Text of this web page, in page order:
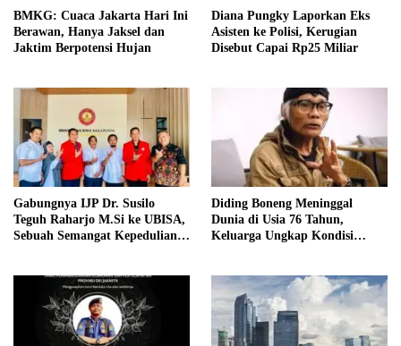
BMKG: Cuaca Jakarta Hari Ini
Berawan, Hanya Jaksel dan
Jaktim Berpotensi Hujan
Diana Pungky Laporkan Eks
Asisten ke Polisi, Kerugian
Disebut Capai Rp25 Miliar
Gabungnya IJP Dr. Susilo
Teguh Raharjo M.Si ke UBISA,
Sebuah Semangat Kepedulian
Diding Boneng Meninggal
Dunia di Usia 76 Tahun,
Keluarga Ungkap Kondisi